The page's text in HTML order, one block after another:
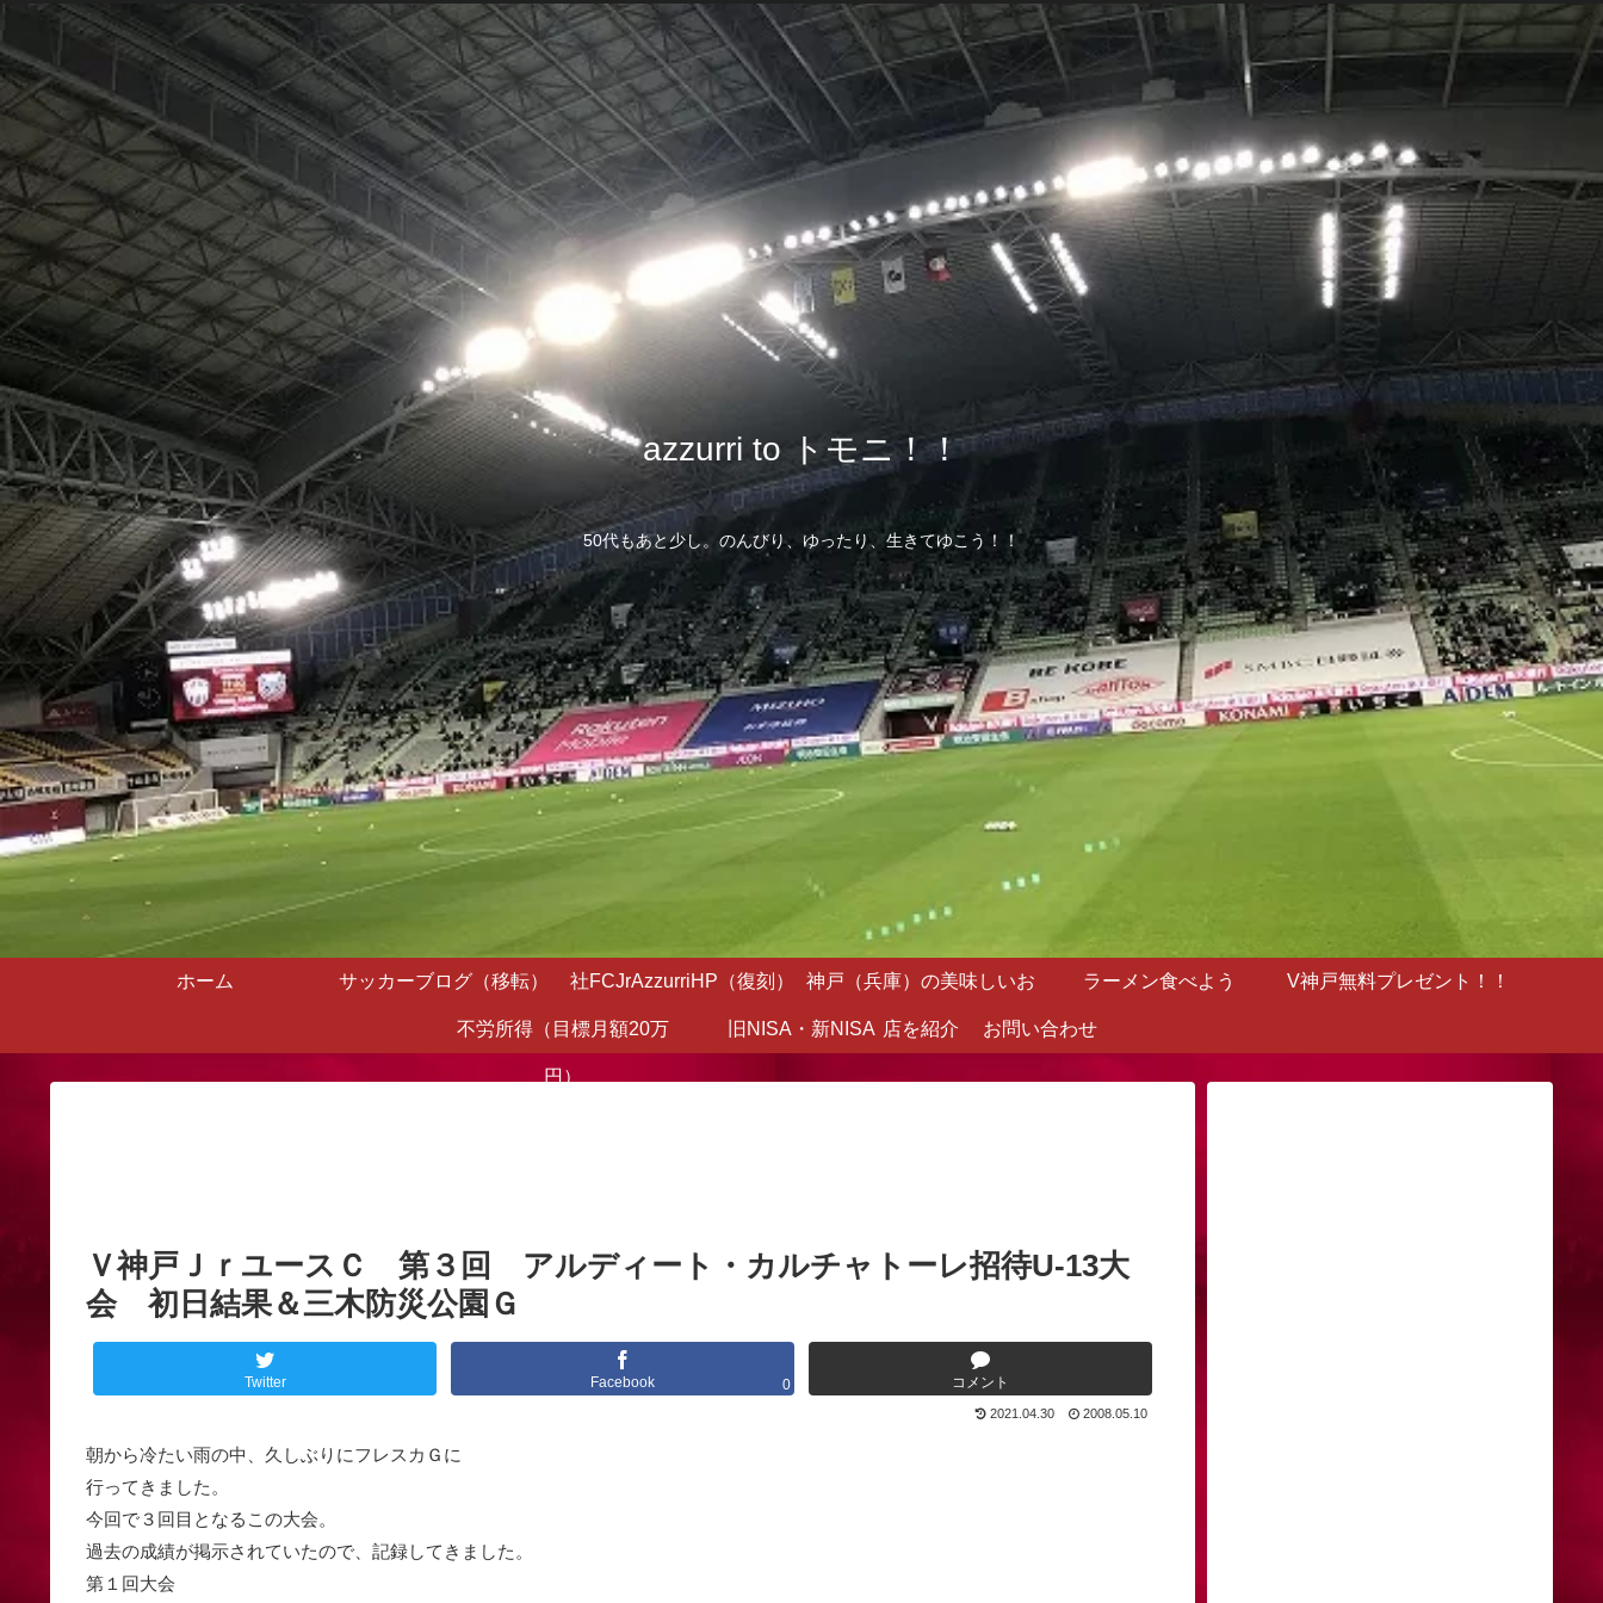
azzurri to トモニ！！
50代もあと少し。のんびり、ゆったり、生きてゆこう！！
ホーム サッカーブログ（移転） 社FCJrAzzurriHP（復刻） 神戸（兵庫）の美味しいお
店を紹介
ラーメン食べよう V神戸無料プレゼント！！
不労所得（目標月額20万
円）
旧NISA・新NISA お問い合わせ
Ｖ神戸ＪｒユースＣ 第３回 アルディート・カルチャトーレ招待U-13大
会 初日結果＆三木防災公園Ｇ
Twitter Facebook 0 コメント
2021.04.30 2008.05.10
朝から冷たい雨の中、久しぶりにフレスカＧに
行ってきました。
今回で３回目となるこの大会。
過去の成績が掲示されていたので、記録してきました。
第１回大会